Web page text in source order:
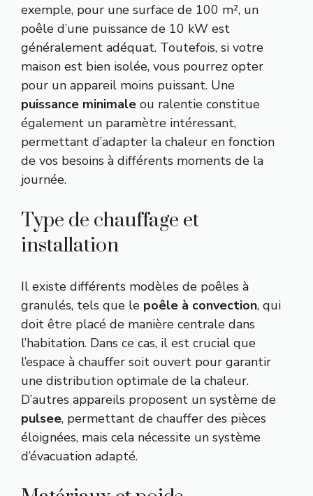
exemple, pour une surface de 100 m², un
poêle d’une puissance de 10 kW est
généralement adéquat. Toutefois, si votre
maison est bien isolée, vous pourrez opter
pour un appareil moins puissant. Une
puissance minimale ou ralentie constitue
également un paramètre intéressant,
permettant d’adapter la chaleur en fonction
de vos besoins à différents moments de la
journée.
Type de chauffage et
installation
Il existe différents modèles de poêles à
granulés, tels que le poêle à convection, qui
doit être placé de manière centrale dans
l’habitation. Dans ce cas, il est crucial que
l’espace à chauffer soit ouvert pour garantir
une distribution optimale de la chaleur.
D’autres appareils proposent un système de
pulsee, permettant de chauffer des pièces
éloignées, mais cela nécessite un système
d’évacuation adapté.